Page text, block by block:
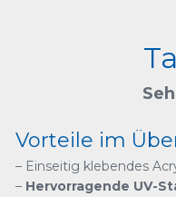
Vorteile im
– Einseitig klebendes
– Hervorragende UV-